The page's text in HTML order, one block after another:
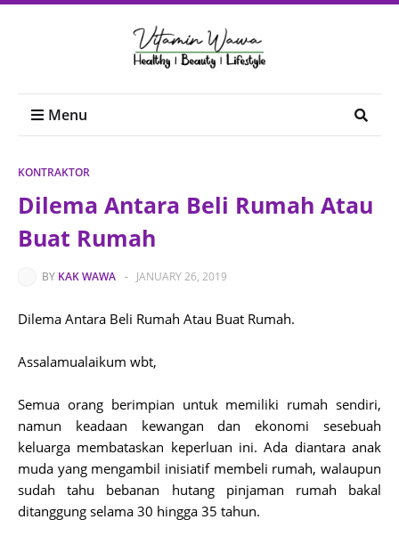
Menu
KONTRAKTOR
Dilema Antara Beli Rumah Atau
Buat Rumah
BY KAK WAWA - JANUARY 26, 2019
Dilema Antara Beli Rumah Atau Buat Rumah.
Assalamualaikum wbt,
Semua orang berimpian untuk memiliki rumah sendiri,
namun keadaan kewangan dan ekonomi sesebuah
keluarga membataskan keperluan ini. Ada diantara anak
muda yang mengambil inisiatif membeli rumah, walaupun
sudah tahu bebanan hutang pinjaman rumah bakal
ditanggung selama 30 hingga 35 tahun.